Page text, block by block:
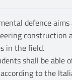
defence
construction
in the field.
shall be able
to the